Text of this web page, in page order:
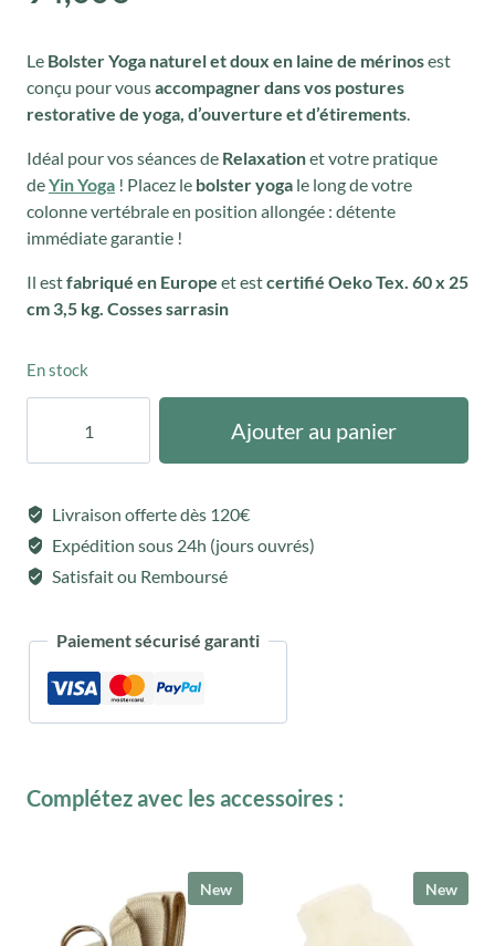
Le Bolster Yoga naturelet doux en laine de mérinosest
conçu pour vousaccompagner dans vos postures
restorative de yoga, d’ouverture et d’étirements
Idéal pour vos séances de Relaxationet votre pratique
deYin Yoga ! Placez le bolster yoga le long de votre
colonne vertébrale en position allongée : détente
immédiate garantie !
Il estfabriqué en Europe et estcertifié Oeko Tex. 60 x 25
cm 3,5 kg. Cosses sarrasin
En stock
Bolster
Laine
Ajouter au panier
Livraison offerte dès 120€
Expédition sous 24h (jours ouvrés)
Satisfait ou Remboursé
Paiement sécurisé garanti
Complétez avec les accessoires :
New New